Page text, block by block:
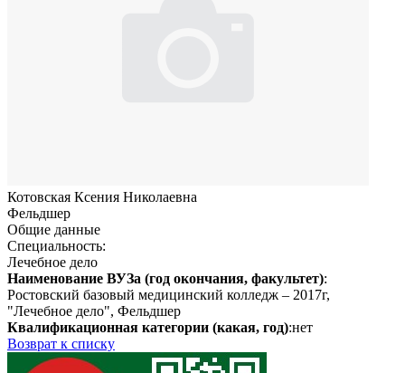
Котовская Ксения Николаевна
Фельдшер
Общие данные
Специальность:
Лечебное дело
Наименование ВУЗа (год окончания, факультет):
Ростовский базовый медицинский колледж – 2017г,
"Лечебное дело", Фельдшер
Квалификационная категории (какая, год):нет
Возврат к списку